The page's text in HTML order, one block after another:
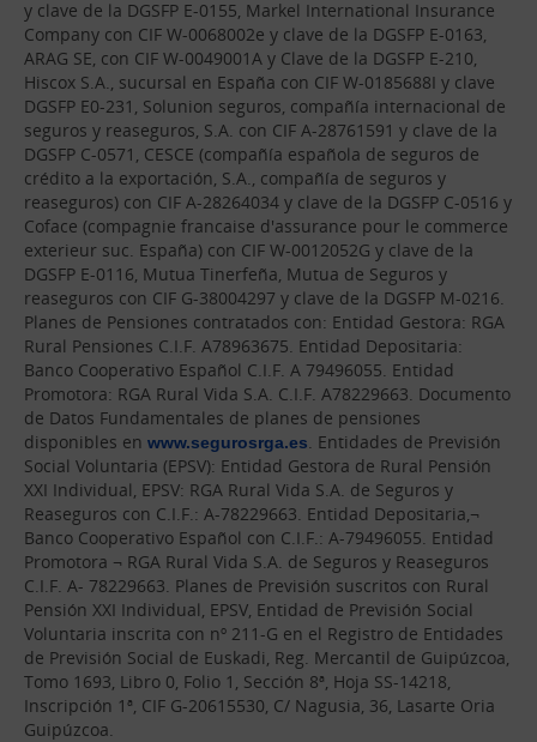
y clave de la DGSFP E-0155, Markel International Insurance
Company con CIF W-0068002e y clave de la DGSFP E-0163,
ARAG SE, con CIF W-0049001A y Clave de la DGSFP E-210,
Hiscox S.A., sucursal en España con CIF W-0185688I y clave
DGSFP E0-231, Solunion seguros, compañía internacional de
seguros y reaseguros, S.A. con CIF A-28761591 y clave de la
DGSFP C-0571, CESCE (compañía española de seguros de
crédito a la exportación, S.A., compañía de seguros y
reaseguros) con CIF A-28264034 y clave de la DGSFP C-0516 y
Coface (compagnie francaise d'assurance pour le commerce
exterieur suc. España) con CIF W-0012052G y clave de la
DGSFP E-0116, Mutua Tinerfeña, Mutua de Seguros y
reaseguros con CIF G-38004297 y clave de la DGSFP M-0216.
Planes de Pensiones contratados con: Entidad Gestora: RGA
Rural Pensiones C.I.F. A78963675. Entidad Depositaria:
Banco Cooperativo Español C.I.F. A 79496055. Entidad
Promotora: RGA Rural Vida S.A. C.I.F. A78229663. Documento
de Datos Fundamentales de planes de pensiones
disponibles en www.segurosrga.es . Entidades de Previsión
Social Voluntaria (EPSV): Entidad Gestora de Rural Pensión
XXI Individual, EPSV: RGA Rural Vida S.A. de Seguros y
Reaseguros con C.I.F.: A-78229663. Entidad Depositaria,¬
Banco Cooperativo Español con C.I.F.: A-79496055. Entidad
Promotora ¬ RGA Rural Vida S.A. de Seguros y Reaseguros
C.I.F. A- 78229663. Planes de Previsión suscritos con Rural
Pensión XXI Individual, EPSV, Entidad de Previsión Social
Voluntaria inscrita con nº 211-G en el Registro de Entidades
de Previsión Social de Euskadi, Reg. Mercantil de Guipúzcoa,
Tomo 1693, Libro 0, Folio 1, Sección 8ª, Hoja SS-14218,
Inscripción 1ª, CIF G-20615530, C/ Nagusia, 36, Lasarte Oria
Guipúzcoa.